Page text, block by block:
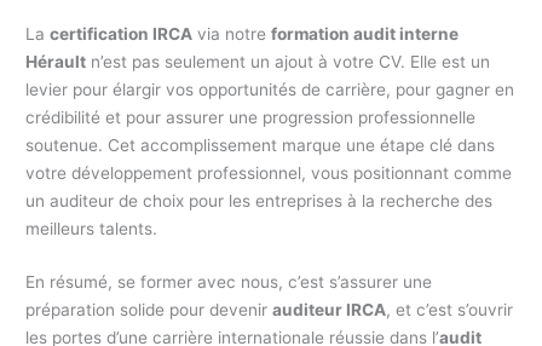
Lacertification IRCA via notreformation audit interne
Hérault n’est pas seulement un ajout à votre CV. Elle est un
levier pour élargir vos opportunités de carrière, pour gagner en
crédibilité et pour assurer une progression professionnelle
soutenue. Cet accomplissement marque une étape clé dans
votre développement professionnel, vous positionnant comme
un auditeur de choix pour les entreprises à la recherche des
meilleurs talents.
En résumé, se former avec nous, c’est s’assurer une
préparation solide pour devenirauditeur IRCA, et c’est s’ouvrir
les portes d’une carrière internationale réussie dans l’audit